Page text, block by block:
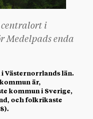
centralort i
Medelpads enda
Västernorrlands län.
är,
kommun i Sverige,
och folkrikaste